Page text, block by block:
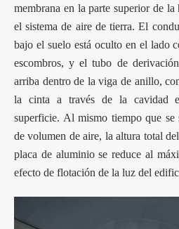
membrana en la parte superior de
el sistema de aire de tierra. El
bajo el suelo está oculto en el lado
escombros, y el tubo de
arriba dentro de la viga de anillo,
la cinta a través de la cavidad
superficie. Al mismo tiempo que se
de volumen de aire, la altura total
placa de aluminio se reduce al
efecto de flotación de la luz del